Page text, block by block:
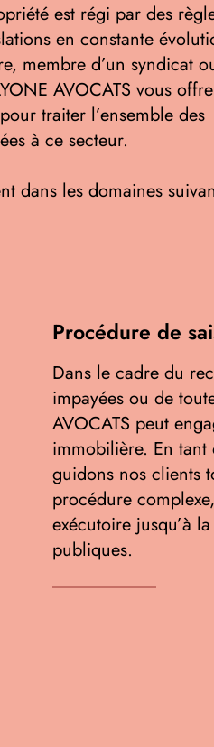
est régi par des
en constante
membre d’un syndicat
AVOCATS vous
traiter l’ensemble des
à ce secteur.
dans les domaines
Procédure de
Dans le cadre du
impayées ou de
AVOCATS peut
immobilière. En tant
guidons nos clients
procédure
exécutoire jusqu’à
publiques.